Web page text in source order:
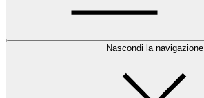
Nascondi la navigazione